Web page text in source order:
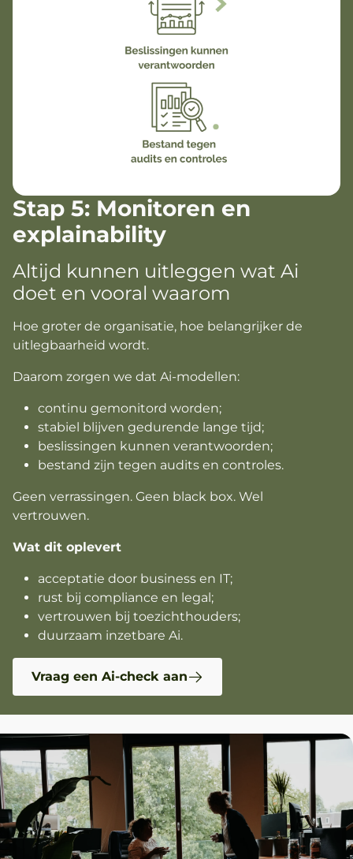
Stap 5: Monitoren en
explainability
Altijd kunnen uitleggen wat Ai
doet en vooral waarom
Hoe groter de organisatie, hoe belangrijker de
uitlegbaarheid wordt.
Daarom zorgen we dat Ai-modellen:
continu gemonitord worden;
stabiel blijven gedurende lange tijd;
beslissingen kunnen verantwoorden;
bestand zijn tegen audits en controles.
Geen verrassingen. Geen black box. Wel
vertrouwen.
Wat dit oplevert
acceptatie door business en IT;
rust bij compliance en legal;
vertrouwen bij toezichthouders;
duurzaam inzetbare Ai.
Vraag een Ai-check aan